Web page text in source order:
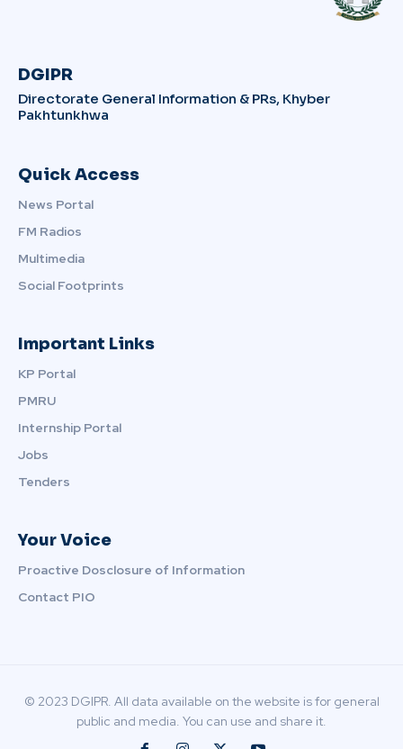
DGIPR
Directorate General Information & PRs, Khyber
Pakhtunkhwa
Quick Access
News Portal
FM Radios
Multimedia
Social Footprints
Important Links
KP Portal
PMRU
Internship Portal
Jobs
Tenders
Your Voice
Proactive Dosclosure of Information
Contact PIO
© 2023 DGIPR. All data available on the website is for general
public and media. You can use and share it.